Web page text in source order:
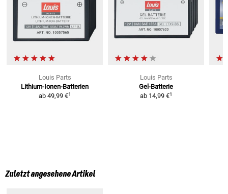
Louis Parts
Lithium-Ionen-Batterien
ab 49,99 €1
Louis Parts
Gel-Batterie
ab 14,99 €1
Zuletzt angesehene Artikel